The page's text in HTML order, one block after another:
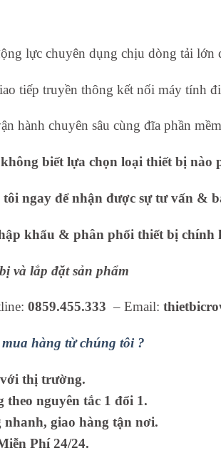
lực chuyên dụng chịu dòng tải lớn
tiếp truyền thông kết nối máy tính
hành chuyên sâu cùng đĩa phần
biết lựa chọn loại thiết bị nào
ngay để nhận được sự tư vấn &
khẩu & phân phối thiết bị chính
và lắp đặt sản phẩm
0859.455.333 – Email:
hàng từ chúng tôi ?
thị trường.
theo nguyên tắc 1 đổi 1.
giao hàng tận nơi.
Phí 24/24.